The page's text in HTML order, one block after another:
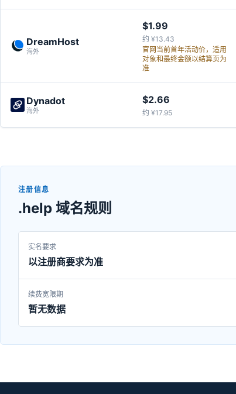
DreamHost
海外
$1.99
约 ¥13.43
官网当前首年活动价，适用
对象和最终金额以结算页为
准
Dynadot
海外
$2.66
约 ¥17.95
注册信息
.help 域名规则
实名要求
以注册商要求为准
续费宽限期
暂无数据